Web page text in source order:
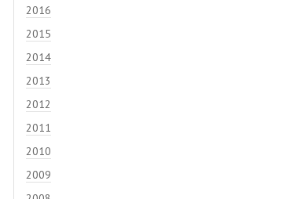
2016
2015
2014
2013
2012
2011
2010
2009